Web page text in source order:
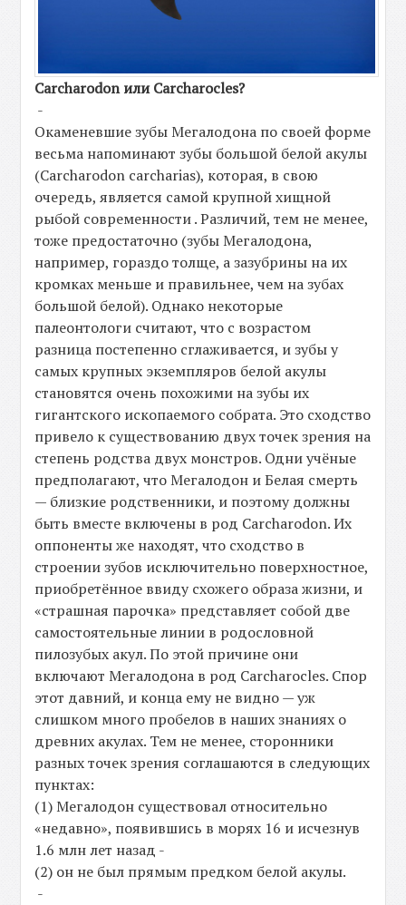
Carcharodon или Carcharocles?
-
Окаменевшие зубы Мегалодона по своей форме
весьма напоминают зубы большой белой акулы
(Carcharodon carcharias), которая, в свою
очередь, является самой крупной хищной
рыбой современности . Различий, тем не менее,
тоже предостаточно (зубы Мегалодона,
например, гораздо толще, а зазубрины на их
кромках меньше и правильнее, чем на зубах
большой белой). Однако некоторые
палеонтологи считают, что с возрастом
разница постепенно сглаживается, и зубы у
самых крупных экземпляров белой акулы
становятся очень похожими на зубы их
гигантского ископаемого собрата. Это сходство
привело к существованию двух точек зрения на
степень родства двух монстров. Одни учёные
предполагают, что Мегалодон и Белая смерть
— близкие родственники, и поэтому должны
быть вместе включены в род Carcharodon. Их
оппоненты же находят, что сходство в
строении зубов исключительно поверхностное,
приобретённое ввиду схожего образа жизни, и
«страшная парочка» представляет собой две
самостоятельные линии в родословной
пилозубых акул. По этой причине они
включают Мегалодона в род Carcharocles. Спор
этот давний, и конца ему не видно — уж
слишком много пробелов в наших знаниях о
древних акулах. Тем не менее, сторонники
разных точек зрения соглашаются в следующих
пунктах:
(1) Мегалодон существовал относительно
«недавно», появившись в морях 16 и исчезнув
1.6 млн лет назад -
(2) он не был прямым предком белой акулы.
-